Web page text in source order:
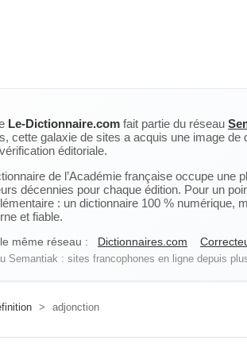
Le-Dictionnaire.com fait partie du réseau
cette galaxie de sites a acquis une image
éditoriale.
de l’Académie française occupe une
décennies pour chaque édition. Pour un
: un dictionnaire 100 % numérique,
et fiable.
même réseau : Dictionnaires.com
Semantiak : sites francophones en ligne depuis
> adjonction